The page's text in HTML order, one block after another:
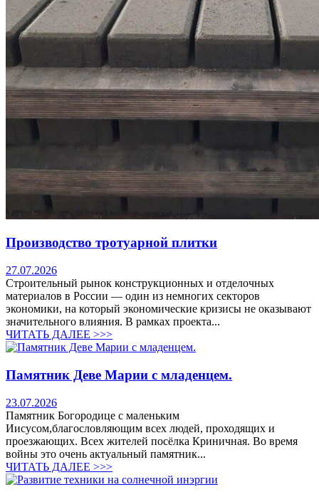
Производство тротуарной плитки
27.07.2026
Строительный рынок конструкционных и отделочных
материалов в России — один из немногих секторов
экономики, на который экономические кризисы не оказывают
значительного влияния. В рамках проекта...
ЧИТАТЬ ДАЛЕЕ >>>
Памятник Деве Марии с младенцем.
23.07.2026
Памятник Богородице с маленьким
Иисусом,благословляющим всех людей, проходящих и
проезжающих. Всех жителей посёлка Криничная. Во время
войны это очень актуальный памятник...
ЧИТАТЬ ДАЛЕЕ >>>